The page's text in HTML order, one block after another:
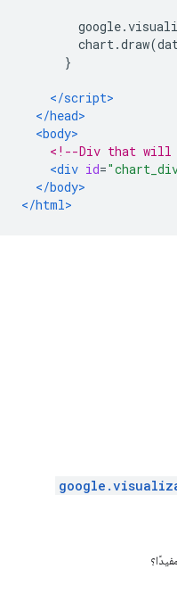
google.
chart.draw(
}
</script>
</head>
<body>
<!--Div that will
<div id=
</body>
</html>